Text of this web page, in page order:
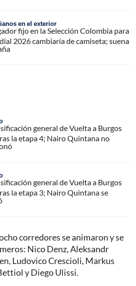
en el exterior
fijo en la Selección Colombia para
2026 cambiaría de camiseta; suena
general de Vuelta a Burgos
la etapa 4; Nairo Quintana no
general de Vuelta a Burgos
la etapa 3; Nairo Quintana se
corredores se animaron y se
Nico Denz, Aleksandr
Ludovico Crescioli, Markus
y Diego Ulissi.